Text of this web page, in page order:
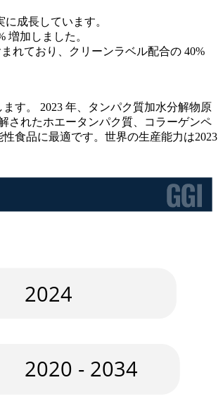
成長しています。
増加しました。
れており、クリーンラベル配合の 40%
す。 2023 年、タンパク質加水分解物原
されたホエータンパク質、コラーゲンペ
食品に最適です。世界の生産能力は2023